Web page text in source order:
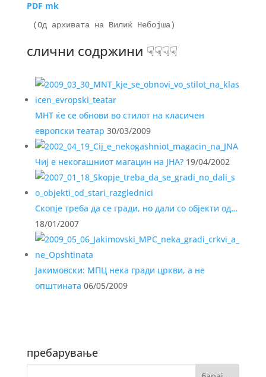
PDF mk
слични содржини ☟☟☟☟
МНТ ќе се обнови во стилот на класичен
европски театар 30/03/2009
Чиј е некогашниот магацин на ЈНА?19/04/2002
Скопје треба да се гради, но дали со објекти од…
18/01/2007
Јакимовски: МПЦ нека гради цркви, а не
општината 06/05/2009
пребарување